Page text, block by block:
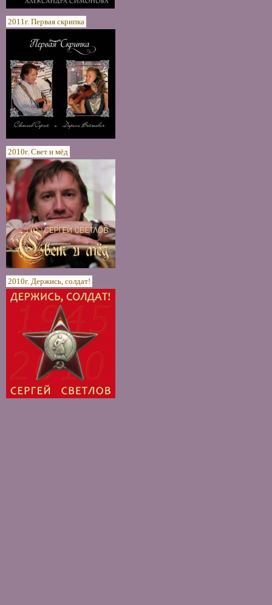
2011г. Первая скрипка
2010г. Свет и мёд
2010г. Держись, солдат!